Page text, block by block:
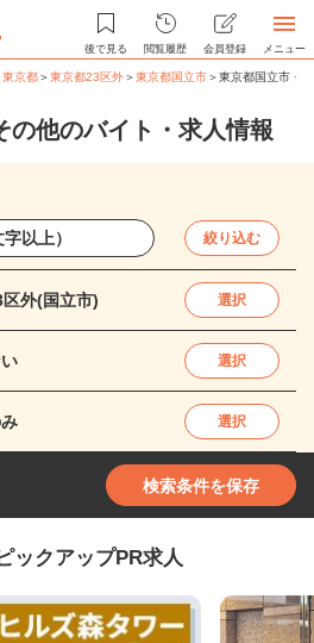
後で見る 閲覧履歴 会員登録 メニュー
東京都＞東京都23区外＞東京都国立市＞東京都国立市・
の他のバイト・求人情報
絞り込む
外(国立市) 選択
選択
選択
検索条件を保存
ックアップPR求人